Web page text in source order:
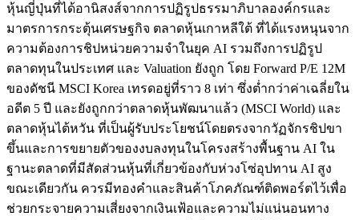
หุ้นญี่ปุ่นที่ได้อานิสงส์จากการปฏิรูปธรรมาภิบาลองค์กรและ
มาตรการกระตุ้นเศรษฐกิจ ตลาดหุ้นเกาหลีใต้ ที่ได้แรงหนุนจาก
ความต้องการชิปหน่วยความจำในยุค AI รวมถึงการปฏิรูป
ตลาดทุนในประเทศ และ Valuation ยังถูก โดย Forward P/E 12M
ของดัชนี MSCI Korea เทรดอยู่ที่ราว 8 เท่า ซึ่งต่ำกว่าค่าเฉลี่ยใน
อดีต 5 ปี และยังถูกกว่าตลาดหุ้นพัฒนาแล้ว (MSCI World) และ
ตลาดหุ้นไต้หวัน ที่เป็นผู้รับประโยชน์โดยตรงจากวัฏจักรชิปขา
ขึ้นและการขยายตัวของงบลงทุนในโครงสร้างพื้นฐาน AI ใน
ฐานะตลาดที่มีสัดส่วนหุ้นที่เกี่ยวข้องกับห่วงโซ่อุปทาน AI สูง
ขณะเดียวกัน ควรมีทองคำและสินค้าโภคภัณฑ์ติดพอร์ตไว้เพื่อ
ช่วยกระจายความเสี่ยงจากเงินเฟ้อและความไม่แน่นอนทาง